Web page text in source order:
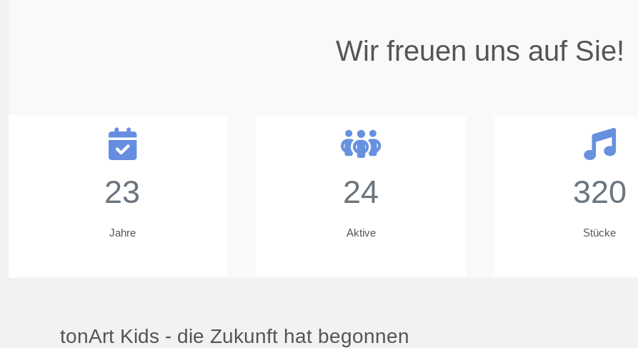
Wir freuen uns auf Sie!
23
Jahre
24
Aktive
320
Stücke
tonArt Kids - die Zukunft hat begonnen